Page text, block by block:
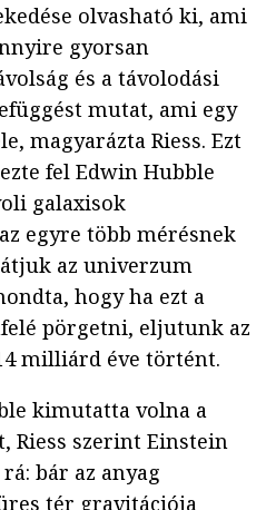
olvasható ki, ami
gyorsan
és a távolodási
mutat, ami egy
magyarázta Riess. Ezt
fel Edwin Hubble
galaxisok
egyre több mérésnek
az univerzum
hogy ha ezt a
pörgetni, eljutunk az
milliárd éve történt.
kimutatta volna a
Riess szerint Einstein
bár az anyag
tér gravitációja